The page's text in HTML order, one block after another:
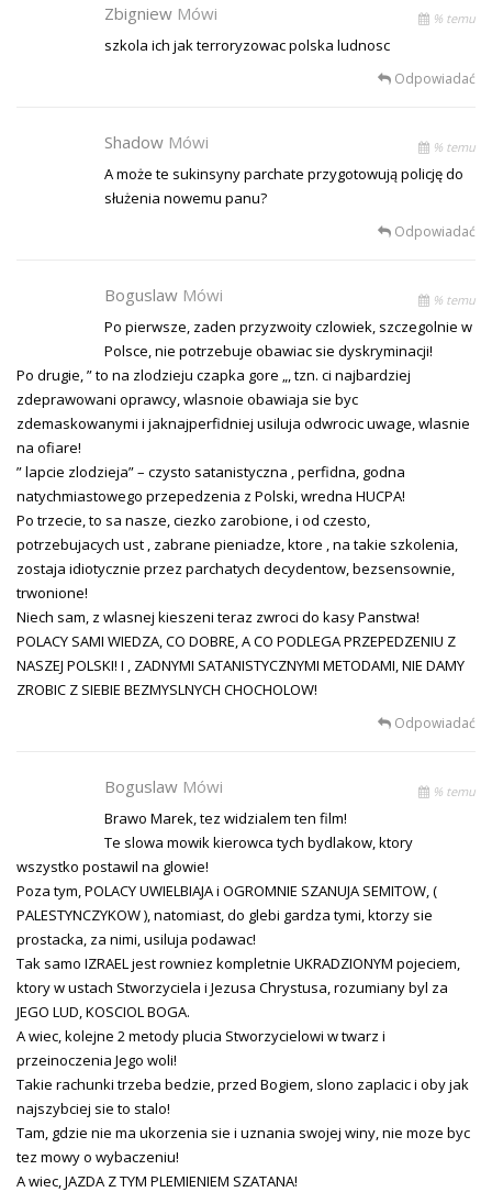
Zbigniew Mówi % temu
szkola ich jak terroryzowac polska ludnosc
Odpowiadać
Shadow Mówi % temu
A może te sukinsyny parchate przygotowują policję do
służenia nowemu panu?
Odpowiadać
Boguslaw Mówi % temu
Po pierwsze, zaden przyzwoity czlowiek, szczegolnie w
Polsce, nie potrzebuje obawiac sie dyskryminacji!
Po drugie, ” to na zlodzieju czapka gore „, tzn. ci najbardziej
zdeprawowani oprawcy, wlasnoie obawiaja sie byc
zdemaskowanymi i jaknajperfidniej usiluja odwrocic uwage, wlasnie
na ofiare!
” lapcie zlodzieja” – czysto satanistyczna , perfidna, godna
natychmiastowego przepedzenia z Polski, wredna HUCPA!
Po trzecie, to sa nasze, ciezko zarobione, i od czesto,
potrzebujacych ust , zabrane pieniadze, ktore , na takie szkolenia,
zostaja idiotycznie przez parchatych decydentow, bezsensownie,
trwonione!
Niech sam, z wlasnej kieszeni teraz zwroci do kasy Panstwa!
POLACY SAMI WIEDZA, CO DOBRE, A CO PODLEGA PRZEPEDZENIU Z
NASZEJ POLSKI! I , ZADNYMI SATANISTYCZNYMI METODAMI, NIE DAMY
ZROBIC Z SIEBIE BEZMYSLNYCH CHOCHOLOW!
Odpowiadać
Boguslaw Mówi % temu
Brawo Marek, tez widzialem ten film!
Te slowa mowik kierowca tych bydlakow, ktory
wszystko postawil na glowie!
Poza tym, POLACY UWIELBIAJA i OGROMNIE SZANUJA SEMITOW, (
PALESTYNCZYKOW ), natomiast, do glebi gardza tymi, ktorzy sie
prostacka, za nimi, usiluja podawac!
Tak samo IZRAEL jest rowniez kompletnie UKRADZIONYM pojeciem,
ktory w ustach Stworzyciela i Jezusa Chrystusa, rozumiany byl za
JEGO LUD, KOSCIOL BOGA.
A wiec, kolejne 2 metody plucia Stworzycielowi w twarz i
przeinoczenia Jego woli!
Takie rachunki trzeba bedzie, przed Bogiem, slono zaplacic i oby jak
najszybciej sie to stalo!
Tam, gdzie nie ma ukorzenia sie i uznania swojej winy, nie moze byc
tez mowy o wybaczeniu!
A wiec, JAZDA Z TYM PLEMIENIEM SZATANA!